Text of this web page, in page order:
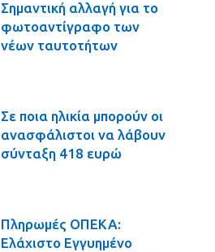
Σημαντική αλλαγή για το
φωτοαντίγραφο των
νέων ταυτοτήτων
Σε ποια ηλικία μπορούν οι
ανασφάλιστοι να λάβουν
σύνταξη 418 ευρώ
Πληρωμές ΟΠΕΚΑ:
Ελάχιστο Εγγυημένο